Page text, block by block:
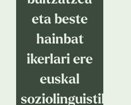
eta beste
hainbat
ikerlari ere
euskal
soziolinguistikaren